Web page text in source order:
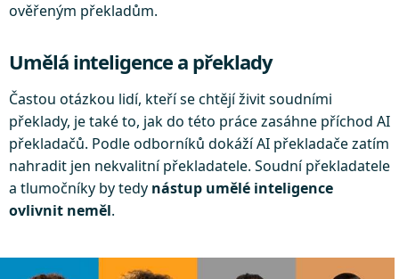
ověřeným překladům.
Umělá inteligence a překlady
Častou otázkou lidí, kteří se chtějí živit soudními
překlady, je také to, jak do této práce zasáhne příchod AI
překladačů. Podle odborníků dokáží AI překladače zatím
nahradit jen nekvalitní překladatele. Soudní překladatele
a tlumočníky by tedy nástup umělé inteligence
ovlivnit neměl.